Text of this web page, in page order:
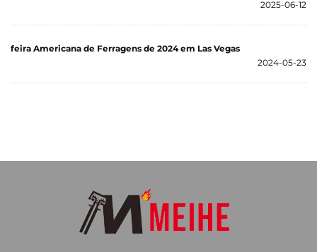
2025-06-12
feira Americana de Ferragens de 2024 em Las Vegas
2024-05-23